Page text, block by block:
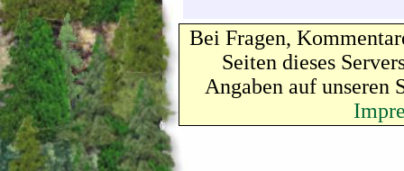
Bei Fragen,
Seiten dieses
Angaben auf unseren